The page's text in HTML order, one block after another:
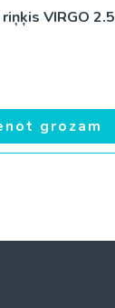
VIRGO 2.5
grozam